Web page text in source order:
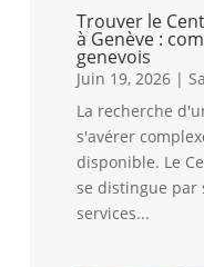
Trouver le
à Genève :
genevois
Juin 19, 2026|
La recherche
s'avérer
disponible. Le
se distingue par
services...